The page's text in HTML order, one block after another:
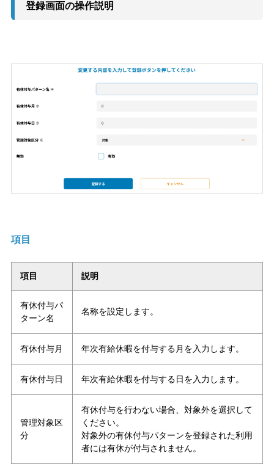
登録画面の操作説明
項目
項目 説明
有休付与パ
ターン名
名称を設定します。
有休付与月 年次有給休暇を付与する月を入力します。
有休付与日 年次有給休暇を付与する日を入力します。
管理対象区
分
有休付与を行わない場合、対象外を選択して
ください。
対象外の有休付与パターンを登録された利用
者には有休が付与されません。